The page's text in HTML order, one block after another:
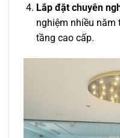
Lắp đặt chuyên
nghiệm nhiều năm
tầng cao cấp.